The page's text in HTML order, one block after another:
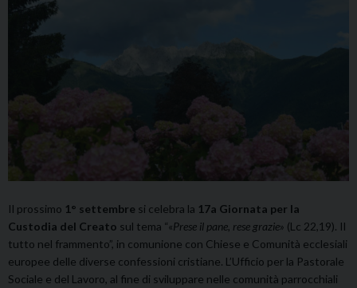
Il prossimo 1° settembre si celebra la 17a Giornata per la
Custodia del Creato sul tema “«Prese il pane, rese grazie» (Lc 22,19). Il
tutto nel frammento”, in comunione con Chiese e Comunità ecclesiali
europee delle diverse confessioni cristiane. L’Ufficio per la Pastorale
Sociale e del Lavoro, al fine di sviluppare nelle comunità parrocchiali